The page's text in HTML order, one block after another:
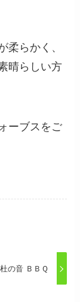
柔らかく、
晴らしい方
ーブスをご
の音 ＢＢＱ